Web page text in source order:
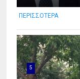
ΠΕΡΙΣΣΟΤΕΡΑ
5